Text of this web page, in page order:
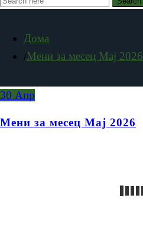
Дома
Мени за месец Мај 2026
30 Апр
Мени за месец Мај 2026